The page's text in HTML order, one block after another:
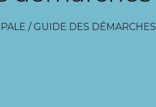
/ GUIDE DES DÉMARCHES